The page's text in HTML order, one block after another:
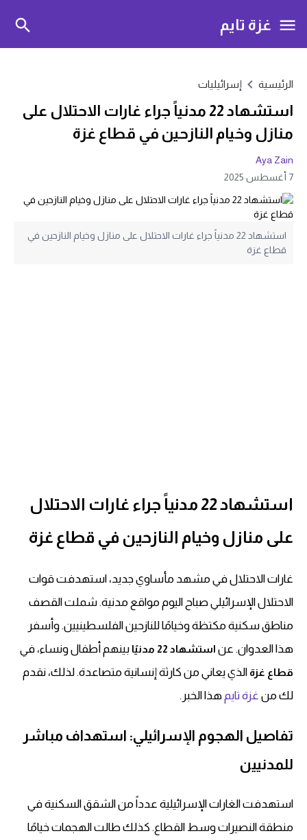
غزة تايم
الرئيسية إسرائيليات
استشهاد 22 مدنياً جراء غارات الاحتلال على
منازل وخيام النازحين في قطاع غزة
Aya Zain
7 أغسطس 2025
استشهاد 22 مدنياً جراء غارات الاحتلال على منازل وخيام النازحين في
قطاع غزة
استشهاد 22 مدنياً جراء غارات الاحتلال
على منازل وخيام النازحين في قطاع غزة
غارات الاحتلال في مشهد مأساوي جديد، استهدفت قوات
الاحتلال الإسرائيلي صباح اليوم مواقع مدنية. شملت القصف
مناطق سكنية مكتظة وخيامًا للنازحين الفلسطينيين. وأسفر
هذا العدوان. عن استشهاد 22 مدنيًا بينهم أطفال ونساء، في
قطاع غزة الذي يعاني من كارثة إنسانية متصاعدة. لذلك، نقدم
لك من غزة تايم هذا الخبر.
تفاصيل الهجوم الإسرائيلي: استهداف مباشر
للمدنيين
استهدفت الغارات الإسرائيلية عدداً من الشقق السكنية في
منطقة النصيرات وسط القطاع. كذلك طالت الهجمات خيامًا